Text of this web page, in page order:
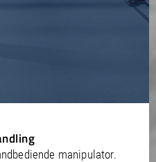
manipulator.